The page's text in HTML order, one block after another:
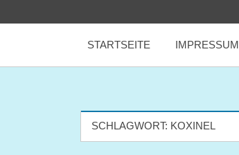
books
STARTSEITE IMPRESSUM
SCHLAGWORT: KOXINEL